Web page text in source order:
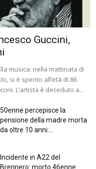
Guccini,
musica: nella mattinata di
si è spento all’età di 86
L’artista è deceduto a...
50enne percepisce la
pensione della madre morta
da oltre 10 anni:...
Incidente in A22 del
Brennero: morto 46enne